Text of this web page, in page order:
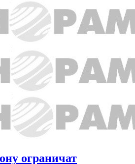
ограничат